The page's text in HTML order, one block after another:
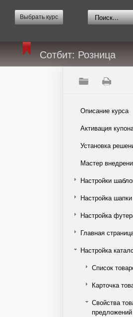
Выбрать курс
Сотбит: Розница
Описание курса
Активация
Установка
Мастер
Настройки
Настройка шапки
Настройка
Главная
Настройка
Список
Карточка
Свойства
предложений